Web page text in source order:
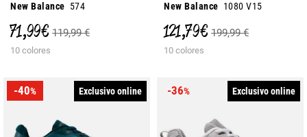
New Balance 574
71,99 € 119,99 €
10 colores
New Balance 1080 V15
121,79 € 199,99 €
10 colores
-40% Exclusivo online -36% Exclusivo online